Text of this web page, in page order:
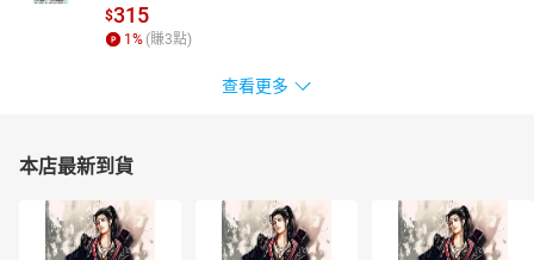
書】
$315
1 % (賺3點)
查看更多
本店最新到貨